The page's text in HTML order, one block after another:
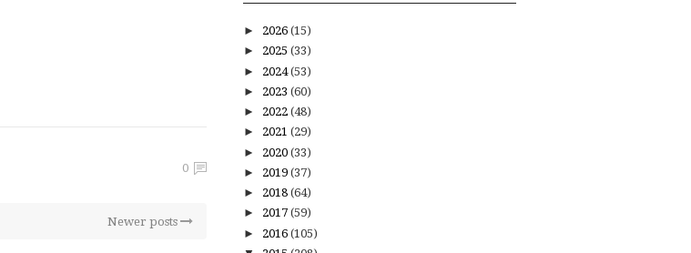
0
Newer posts
► 2026 (15)
► 2025 (33)
► 2024(53)
► 2023 (60)
► 2022 (48)
► 2021 (29)
► 2020 (33)
► 2019 (37)
► 2018 (64)
► 2017 (59)
► 2016 (105)